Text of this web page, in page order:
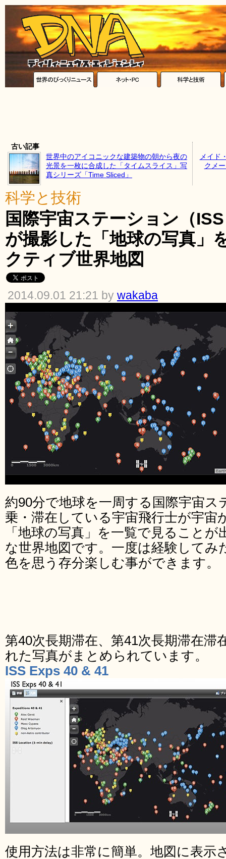
古い記事
世界中のアイコニックな建築物の朝から夜の
光景を一枚に合成した「タイムスライス」写
真シリーズ「Time Sliced」
メイド
クメ
科学と技術
国際宇宙ステーション（
が撮影した「地球の写真」
クティブ世界地図
2014.09.01 21:21 by wakaba
約90分で地球を一周する国際宇宙ス
乗・滞在している宇宙飛行士が宇宙
「地球の写真」を一覧で見ること
な世界地図です。一度は経験してみ
色を思う存分楽しむ事ができます。
第40次長期滞在、第41次長期滞在滞
れた写真がまとめられています。
ISS Exps 40 & 41
使用方法は非常に簡単。地図に表示